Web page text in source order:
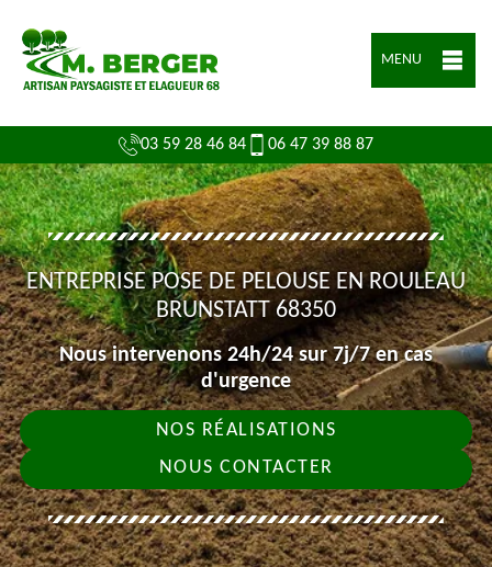
MENU
03 59 28 46 84 06 47 39 88 87
ENTREPRISE POSE DE PELOUSE EN ROULEAU
BRUNSTATT 68350
Nous intervenons 24h/24 sur 7j/7 en cas
d'urgence
NOS RÉALISATIONS
NOUS CONTACTER